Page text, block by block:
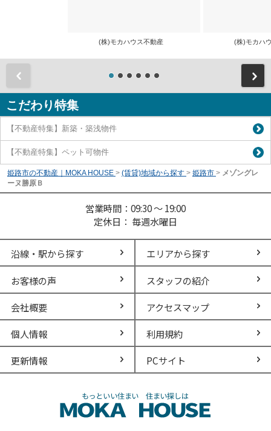
(株)モカハウス不動産 (株)モカハ
こだわり特集
【不動産特集】新築・築浅物件
【不動産特集】ペット可物件
姫路市の不動産｜MOKA HOUSE > (賃貸)地域から探す > 姫路市 > メゾングレ
ーヌ勝原Ｂ
営業時間：09:30 ～ 19:00
定休日： 毎週水曜日
沿線・駅から探す エリアから探す
お客様の声 スタッフの紹介
会社概要 アクセスマップ
個人情報 利用規約
更新情報 PCサイト